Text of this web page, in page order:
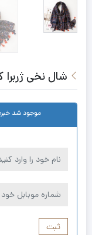
شال نخی ژربرا کد
موجود شد
ثبت